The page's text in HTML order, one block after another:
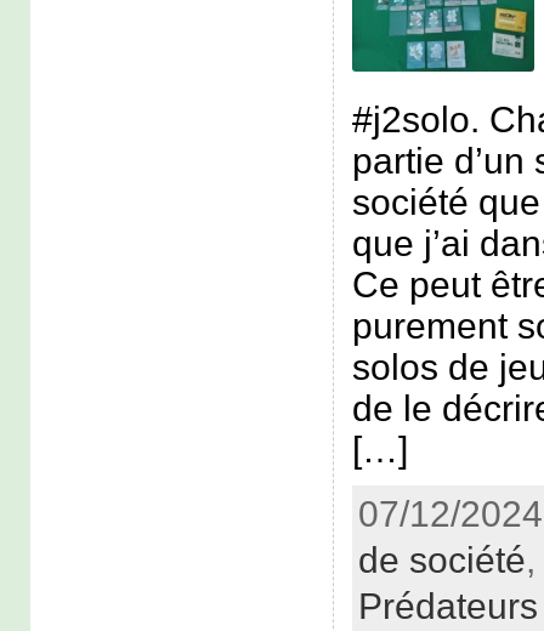
#j2solo.
partie d’un
société
que j’ai
Ce peut
purement
solos de
de le
[…]
07/12/
de société,
Prédateurs